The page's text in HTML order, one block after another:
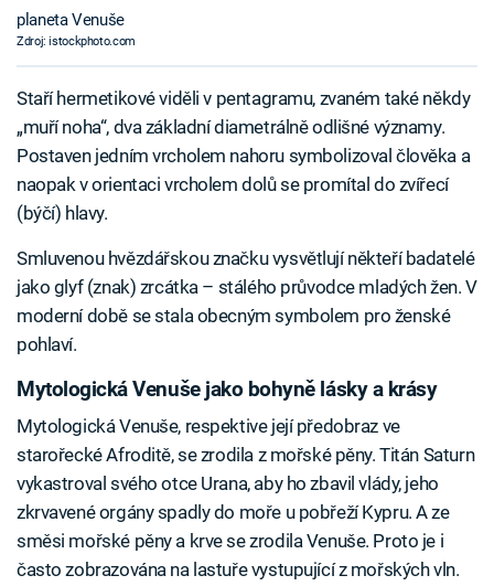
planeta Venuše
Zdroj: istockphoto.com
Staří hermetikové viděli v pentagramu, zvaném také někdy
„muří noha“, dva základní diametrálně odlišné významy.
Postaven jedním vrcholem nahoru symbolizoval člověka a
naopak v orientaci vrcholem dolů se promítal do zvířecí
(býčí) hlavy.
Smluvenou hvězdářskou značku vysvětlují někteří badatelé
jako glyf (znak) zrcátka – stálého průvodce mladých žen. V
moderní době se stala obecným symbolem pro ženské
pohlaví.
Mytologická Venuše jako bohyně lásky a krásy
Mytologická Venuše, respektive její předobraz ve
starořecké Afroditě, se zrodila z mořské pěny. Titán Saturn
vykastroval svého otce Urana, aby ho zbavil vlády, jeho
zkrvavené orgány spadly do moře u pobřeží Kypru. A ze
směsi mořské pěny a krve se zrodila Venuše. Proto je i
často zobrazována na lastuře vystupující z mořských vln.